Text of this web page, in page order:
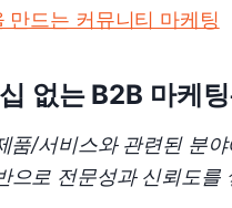
만드는 커뮤니티 마케팅
없는 B2B 마케
/서비스와 관련된 분
으로 전문성과 신뢰도를